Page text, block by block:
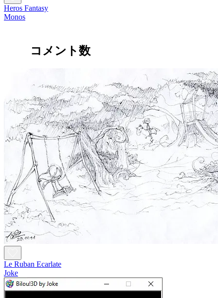
Heros Fantasy
Monos
コメント数
Le Ruban Ecarlate
Joke